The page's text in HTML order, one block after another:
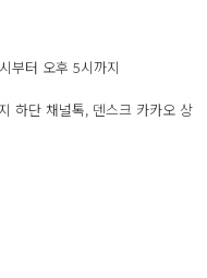
부터 오후 5시까지
하단 채널톡, 덴스크 카카오 상